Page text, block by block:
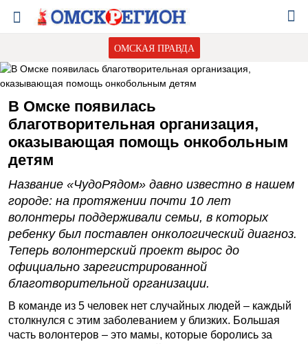
ОМСКАЯ ПРАВДА
В Омске появилась
благотворительная организация,
оказывающая помощь онкобольным
детям
Название «ЧудоРядом» давно известно в нашем
городе: на протяжении почти 10 лет
волонтеры поддерживали семьи, в которых
ребенку был поставлен онкологический диагноз.
Теперь волонтерский проект вырос до
официально зарегистрированной
благотворительной организации.
В команде из 5 человек нет случайных людей – каждый
столкнулся с этим заболеванием у близких. Большая
часть волонтеров – это мамы, которые боролись за